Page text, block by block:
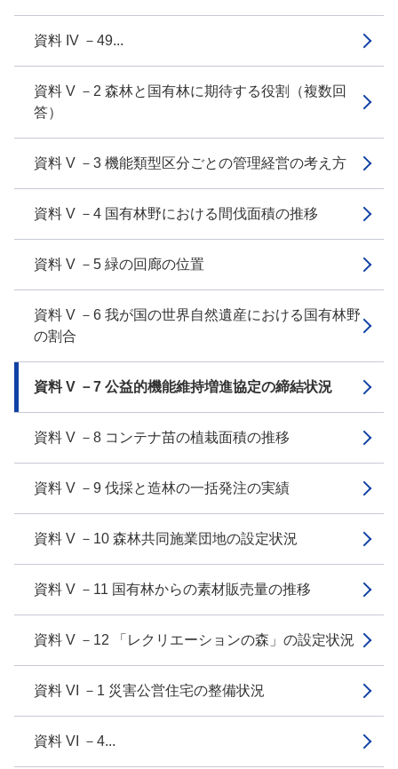
資料 IV －49...
資料 V －2 森林と国有林に期待する役割（複数回
答）
資料 V －3 機能類型区分ごとの管理経営の考え方
資料 V －4 国有林野における間伐面積の推移
資料 V －5 緑の回廊の位置
資料 V －6 我が国の世界自然遺産における国有林野
の割合
資料 V －7 公益的機能維持増進協定の締結状況
資料 V －8 コンテナ苗の植栽面積の推移
資料 V －9 伐採と造林の一括発注の実績
資料 V －10 森林共同施業団地の設定状況
資料 V －11 国有林からの素材販売量の推移
資料 V －12 「レクリエーションの森」の設定状況
資料 VI －1 災害公営住宅の整備状況
資料 VI －4...